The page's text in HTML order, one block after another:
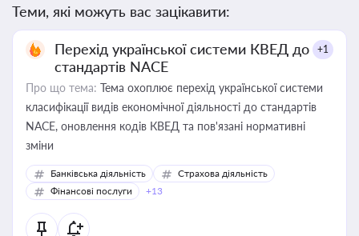
Теми, які можуть вас зацікавити:
Перехід української системи КВЕД до
стандартів NACE
+1
Про що тема: Тема охоплює перехід української системи
класифікації видів економічної діяльності до стандартів
NACE, оновлення кодів КВЕД та пов'язані нормативні
зміни
Банківська діяльність
Страхова діяльність
Фінансові послуги
+13